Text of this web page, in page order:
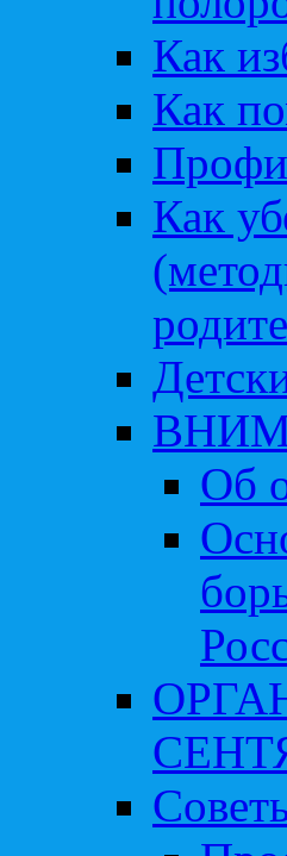
Как
Как
Как
Об